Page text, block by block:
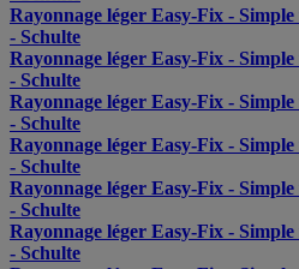
Rayonnage léger Easy-Fix -
- Schulte
Rayonnage léger Easy-Fix -
- Schulte
Rayonnage léger Easy-Fix -
- Schulte
Rayonnage léger Easy-Fix -
- Schulte
Rayonnage léger Easy-Fix -
- Schulte
Rayonnage léger Easy-Fix -
- Schulte